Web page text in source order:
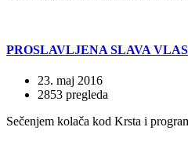
PROSLAVLJENA SLAVA
23. maj 2016
2853 pregleda
Sečenjem kolača kod Krsta i